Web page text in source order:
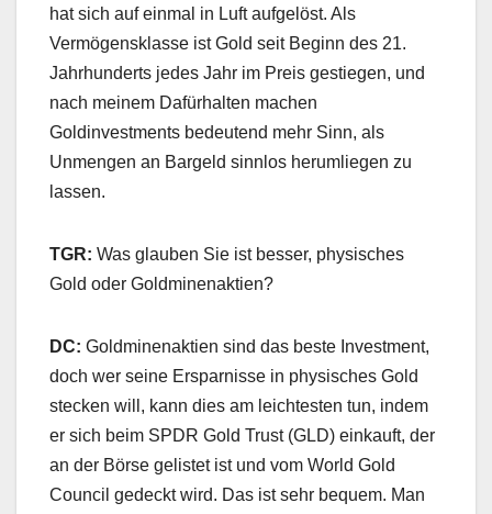
hat sich auf einmal in Luft aufgelöst. Als
Vermögensklasse ist Gold seit Beginn des 21.
Jahrhunderts jedes Jahr im Preis gestiegen, und
nach meinem Dafürhalten machen
Goldinvestments bedeutend mehr Sinn, als
Unmengen an Bargeld sinnlos herumliegen zu
lassen.
TGR: Was glauben Sie ist besser, physisches
Gold oder Goldminenaktien?
DC: Goldminenaktien sind das beste Investment,
doch wer seine Ersparnisse in physisches Gold
stecken will, kann dies am leichtesten tun, indem
er sich beim SPDR Gold Trust (GLD) einkauft, der
an der Börse gelistet ist und vom World Gold
Council gedeckt wird. Das ist sehr bequem. Man